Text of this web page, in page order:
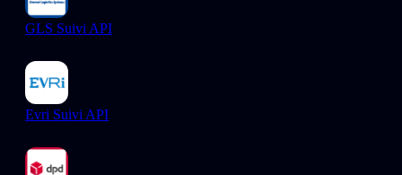
GLS Suivi API
Evri Suivi API